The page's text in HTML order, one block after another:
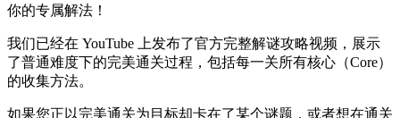
你的专属解法！
我们已经在 YouTube 上发布了官方完整解谜攻略视频，展示
了普通难度下的完美通关过程，包括每一关所有核心（Core）
的收集方法。
如果您正以完美通关为目标却卡在了某个谜题，或者想在通关